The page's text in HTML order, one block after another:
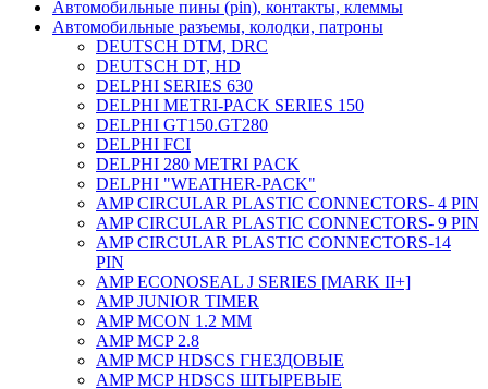
Автомобильные пины (pin), контакты, клеммы
Автомобильные разъемы, колодки, патроны
DEUTSCH DTM, DRC
DEUTSCH DT, HD
DELPHI SERIES 630
DELPHI METRI-PACK SERIES 150
DELPHI GT150.GT280
DELPHI FCI
DELPHI 280 METRI PACK
DELPHI "WEATHER-PACK"
AMP CIRCULAR PLASTIC CONNECTORS- 4 PIN
AMP CIRCULAR PLASTIC CONNECTORS- 9 PIN
AMP CIRCULAR PLASTIC CONNECTORS-14
PIN
AMP ECONOSEAL J SERIES [MARK II+]
AMP JUNIOR TIMER
AMP MCON 1.2 MM
AMP MCP 2.8
AMP MCP HDSCS ГНЕЗДОВЫЕ
AMP MCP HDSCS ШТЫРЕВЫЕ